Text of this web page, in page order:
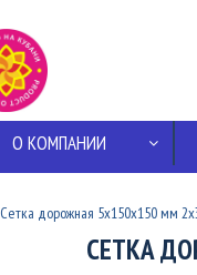
О КОМПАНИИ
Сетка дорожная 5х150х150 мм
СЕТКА